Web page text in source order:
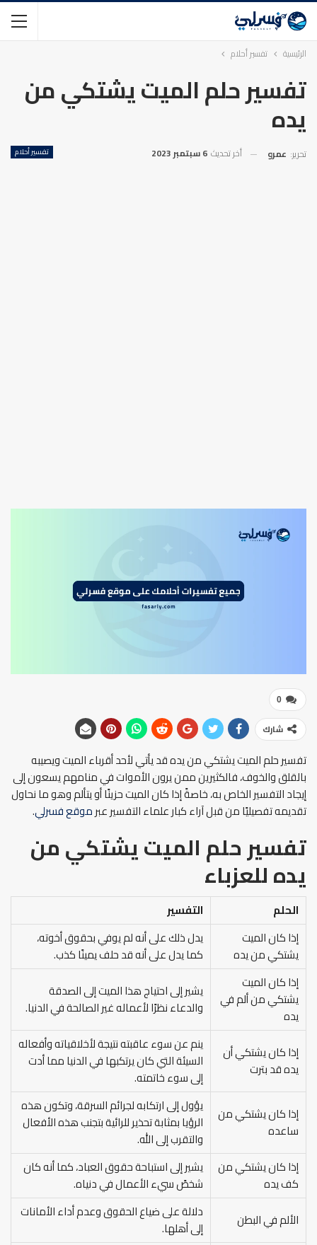
الرئيسية تفسير أحلام
تفسير حلم الميت يشتكي من
يده
تفسير أحلام تحرير: عمرو أخر تحديث 6 سبتمبر 2023
0
شارك
تفسير حلم الميت يشتكي من يده قد يأتي لأحد أقرباء الميت ويصيبه
بالقلق والخوف، فالكثيرين ممن يرون الأموات في منامهم يسعون إلى
إيجاد التفسير الخاص به، خاصةً إذا كان الميت حزينًا أو يتألم وهو ما نحاول
تقديمه تفصيليًا من قبل آراء كبار علماء التفسير عبرموقع فسرلي.
تفسير حلم الميت يشتكي من
يدهللعزباء
الحلم
التفسير
إذا كان الميت
يشتكي من يده
يدل ذلك على أنه لم يوفي بحقوق أخوته،
كما يدل على أنه قد حلف يمينًا كذب.
إذا كان الميت
يشتكي من ألم في
يده
يشير إلى احتياج هذا الميت إلى الصدقة
والدعاء نظرًا لأعماله غير الصالحة في الدنيا.
إذا كان يشتكي أن
يده قد بترت
ينم عن سوء عاقبته نتيجة لأخلاقياته وأفعاله
السيئة التي كان يرتكبها في الدنيا مما أدت
إلى سوء خاتمته.
إذا كان يشتكي من
ساعده
يؤول إلى ارتكابه لجرائم السرقة، وتكون هذه
الرؤيا بمثابة تحذير للرائية بتجنب هذه الأفعال
والتقرب إلى الله.
إذا كان يشتكي من
كف يده
يشير إلى استباحة حقوق العباد، كما أنه كان
شخصً سيء الأعمال في دنياه.
الألم في البطن
دلالة على ضياع الحقوق وعدم أداء الأمانات
إلى أهلها.